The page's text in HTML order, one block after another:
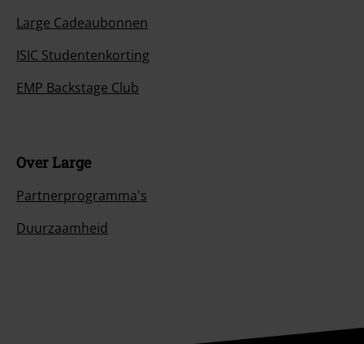
Large Cadeaubonnen
ISIC Studentenkorting
EMP Backstage Club
Over Large
Partnerprogramma's
Duurzaamheid